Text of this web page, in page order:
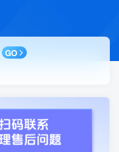
GO